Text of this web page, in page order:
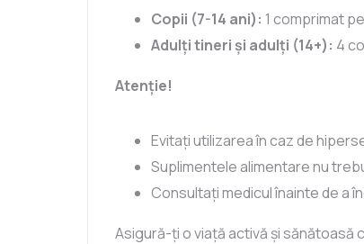
Copii (7-14 ani): 1 comprimat
Adulți tineri și adulți (14+): 4
Atenție!
Evitați utilizarea în caz de
Suplimentele alimentare nu
Consultați medicul înainte de a
Asigură-ți o viață activă și